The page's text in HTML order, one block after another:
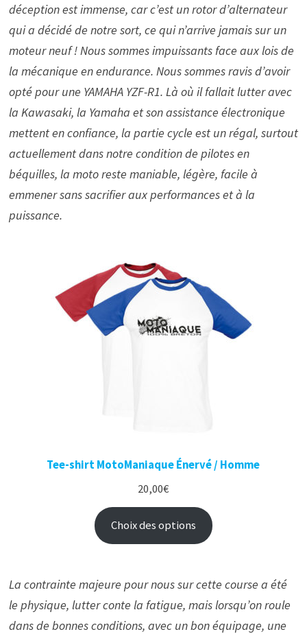
déception est immense, car c’est un rotor d’alternateur
qui a décidé de notre sort, ce qui n’arrive jamais sur un
moteur neuf ! Nous sommes impuissants face aux lois de
la mécanique en endurance. Nous sommes ravis d’avoir
opté pour une YAMAHA YZF-R1. Là où il fallait lutter avec
la Kawasaki, la Yamaha et son assistance électronique
mettent en confiance, la partie cycle est un régal, surtout
actuellement dans notre condition de pilotes en
béquilles, la moto reste maniable, légère, facile à
emmener sans sacrifier aux performances et à la
puissance.
Tee-shirt MotoManiaque Énervé / Homme
20,00€
Choix des options
La contrainte majeure pour nous sur cette course a été
le physique, lutter conte la fatigue, mais lorsqu’on roule
dans de bonnes conditions, avec un bon équipage, une